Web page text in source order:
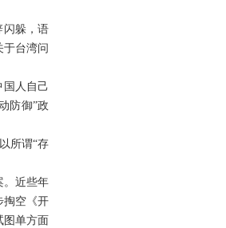
闪躲，语
台湾问
国人自己
防御”政
所谓“存
。近些年
掏空《开
图单方面